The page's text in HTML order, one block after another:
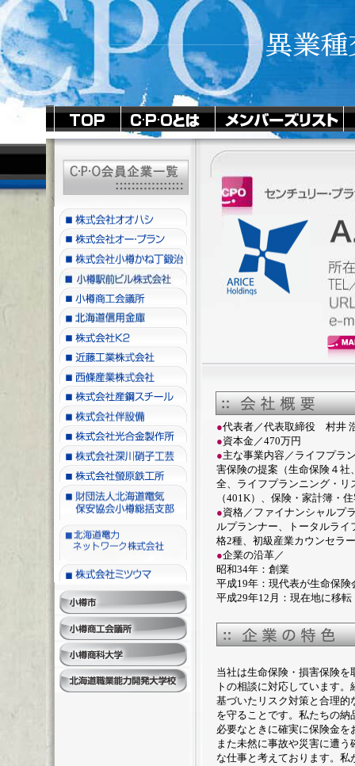
●代表者／代表取締役 村
●資本金／470万円
●主な事業内容／ライフプラ
害保険の提案（生命保険４社
全、ライフプランニング・リ
（401K）、保険・家計簿・
●資格／ファイナンシャルプ
ルプランナー、トータルラ
格2種、初級産業カウンセラ
●企業の沿革／
昭和34年：創業
平成19年：現代表が生命保
平成29年12月：現在地に移転
当社は生命保険・損害保険
トの相談に対応しています
基づいたリスク対策と合理
を守ることです。私たちの
必要なときに確実に保険金
また未然に事故や災害に遭
な仕事と考えております。